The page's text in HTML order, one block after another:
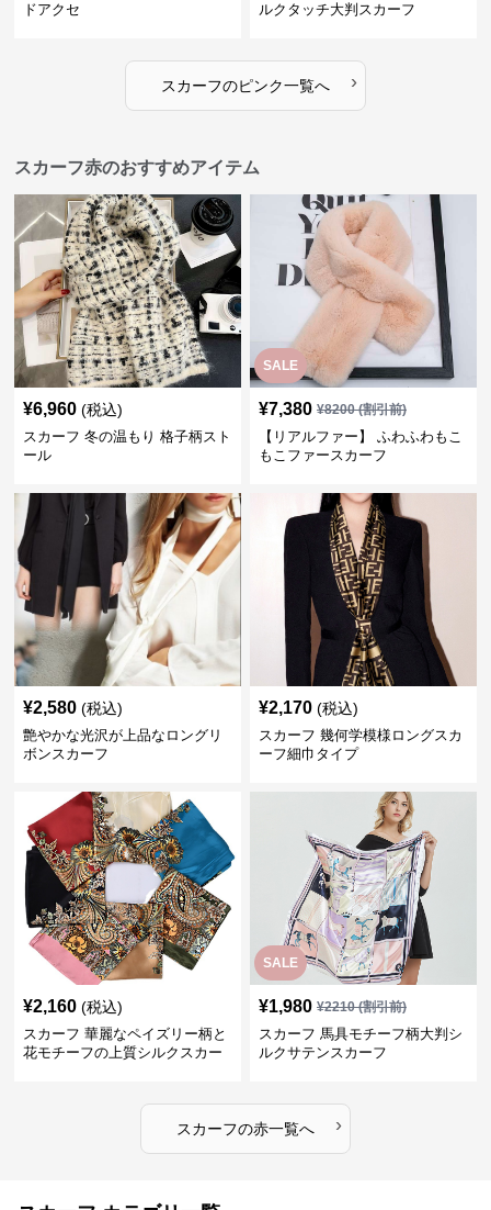
ドアクセ
ルクタッチ大判スカーフ
スカーフのピンク一覧へ ›
スカーフ赤のおすすめアイテム
¥6,960 (税込)
スカーフ 冬の温もり 格子柄スト
ール
SALE
¥7,380 ¥8200(割引前)
【リアルファー】 ふわふわもこ
もこファースカーフ
¥2,580 (税込)
艶やかな光沢が上品なロングリ
ボンスカーフ
¥2,170 (税込)
スカーフ 幾何学模様ロングスカ
ーフ細巾タイプ
¥2,160 (税込)
スカーフ 華麗なペイズリー柄と
花モチーフの上質シルクスカー
SALE
¥1,980 ¥2210(割引前)
スカーフ 馬具モチーフ柄大判シ
ルクサテンスカーフ
スカーフの赤一覧へ ›